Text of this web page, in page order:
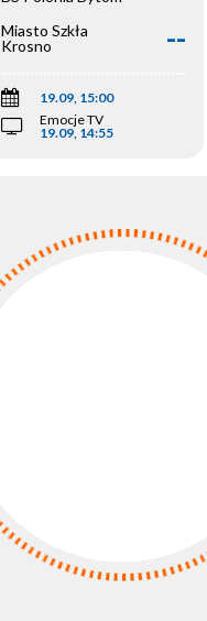
Miasto Szkła
Krosno
--
19.09, 15:00
Emocje TV
19.09, 14:55